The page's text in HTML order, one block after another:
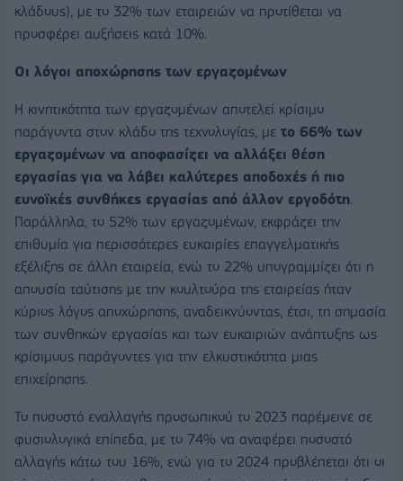
κλάδους), με το 32% των εταιρειών να προτίθεται να
προσφέρει αυξήσεις κατά 10%.
Οι λόγοι αποχώρησης των εργαζομένων
Η κινητικότητα των εργαζομένων αποτελεί κρίσιμο
παράγοντα στον κλάδο της τεχνολογίας, με το 66% των
εργαζομένων να αποφασίζει να αλλάξει θέση
εργασίας για να λάβει καλύτερες αποδοχές ή πιο
ευνοϊκές συνθήκες εργασίας από άλλον εργοδότη.
Παράλληλα, το 52% των εργαζομένων, εκφράζει την
επιθυμία για περισσότερες ευκαιρίες επαγγελματικής
εξέλιξης σε άλλη εταιρεία, ενώ το 22% υπογραμμίζει ότι η
απουσία ταύτισης με την κουλτούρα της εταιρείας ήταν
κύριος λόγος αποχώρησης, αναδεικνύοντας, έτσι, τη σημασία
των συνθηκών εργασίας και των ευκαιριών ανάπτυξης ως
κρίσιμους παράγοντες για την ελκυστικότητα μιας
επιχείρησης.
Το ποσοστό εναλλαγής προσωπικού το 2023 παρέμεινε σε
φυσιολογικά επίπεδα, με το 74% να αναφέρει ποσοστό
αλλαγής κάτω του 16%, ενώ για το 2024 προβλέπεται ότι οι